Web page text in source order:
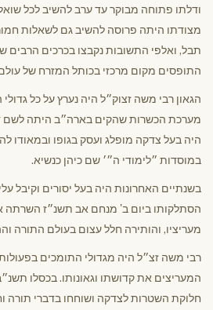
ודלתו פתוחה מבוקר עד ערב להשיב לכל
מצודתו היתה פרוסה להשיב גם לשאלות
תבל, ואלפי התשובות נקבצו בכרכים
התופסים מקום מרכזי בכותל המזרח של
הגאון רבי משה זצוק״ל היה נערץ על כל
מערכת הכשרות שהקים בארה״ב היתה לשם
היה בעל צדקה מופלג ועסק בגופו ובמאודו
במוסדות ״לימודי ה״׳ שם כיהן כנשיא.
בשנתיים האחרונות היה בעל יסורים וקיבל
הסתלקותו ביום ב' מנחם אב תשנ״ז השרתה
מעריציו, והותירה חלל עצום בעולם התורה
רבי משה זצ״ל היה מגדולי התומכים
המעריצים את קדושתו וגאונותו. בכסלו
חלוקת השטרות לצדקה ושוחחו בדברי תורה